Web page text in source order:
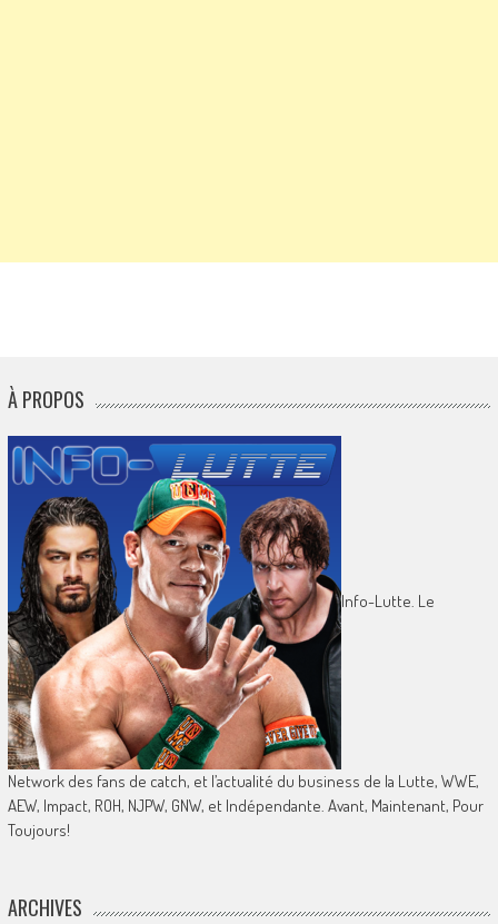
À PROPOS
Info-Lutte. Le
Network des fans de catch, et l’actualité du business de la Lutte, WWE,
AEW, Impact, ROH, NJPW, GNW, et Indépendante. Avant, Maintenant, Pour
Toujours!
ARCHIVES